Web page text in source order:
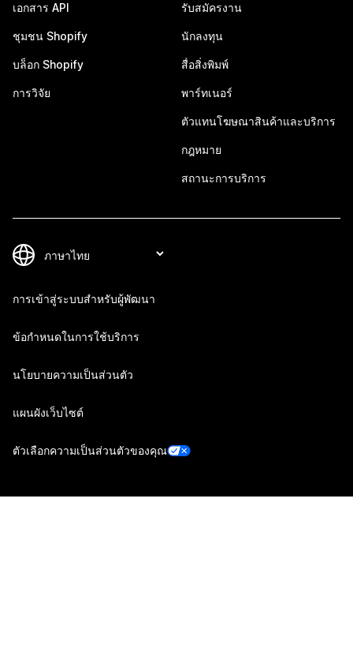
เอกสาร API
ชุมชน Shopify
บล็อก Shopify
การวิจัย
รับสมัครงาน
นักลงทุน
สื่อสิ่งพิมพ์
พาร์ทเนอร์
ตัวแทนโฆษณาสินค้าและบริการ
กฎหมาย
สถานะการบริการ
การเข้าสู่ระบบสำหรับผู้พัฒนา
ข้อกำหนดในการใช้บริการ
นโยบายความเป็นส่วนตัว
แผนผังเว็บไซต์
ตัวเลือกความเป็นส่วนตัวของคุณ